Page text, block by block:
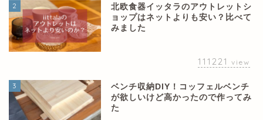
2
北欧食器イッタラのアウトレットシ
ョップはネットよりも安い？比べて
みました
111221 view
3
ベンチ収納DIY！コッフェルベンチ
が欲しいけど高かったので作ってみ
た